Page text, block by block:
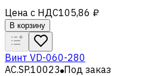
Цена с НДС105,86 ₽
В корзину
Винт VD-060-280
AC.SP.10023 Под заказ